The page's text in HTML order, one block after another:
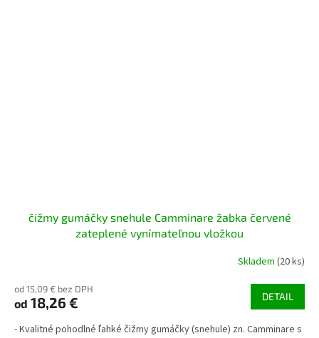
čižmy gumáčky snehule Camminare žabka červené
zateplené vynímateľnou vložkou
Skladem (20 ks)
od 15,09 € bez DPH
od 18,26 € DETAIL
- Kvalitné pohodlné ľahké čižmy gumáčky (snehule) zn. Camminare s